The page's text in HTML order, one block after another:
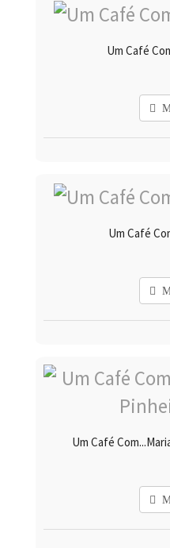
Um Café
Um Café
Um Café